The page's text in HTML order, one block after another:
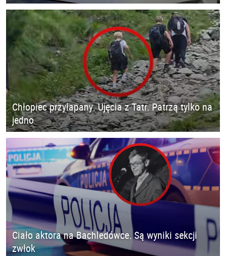
Chłopiec przyłapany. Ujęcia z Tatr. Patrzą tylko na
jedno
Ciało aktora na Bachledówce. Są wyniki sekcji
zwłok